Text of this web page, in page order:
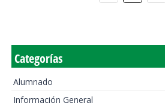
Categorías
Alumnado
Información General